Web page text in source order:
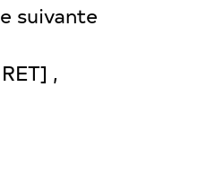
suivante
,